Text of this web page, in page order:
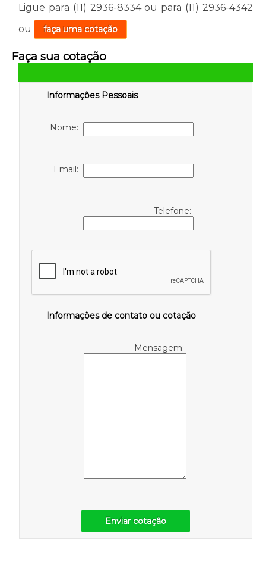
Ligue para (11) 2936-8334ou para (11) 2936-4342
ou
faça uma cotação
Faça sua cotação
Informações Pessoais
Nome:
Email:
Telefone:
Informações de contato ou cotação
Mensagem:
Enviar cotação